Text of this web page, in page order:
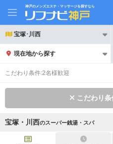
神戸のメンズエステ・マッサージを探すなら
宝塚･川西
現在地から探す
こだわり条件:2名様歓迎
こだわり
宝塚・川西のスーパー銭湯・スパ